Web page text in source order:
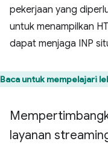
pekerjaan yang
untuk menampilkan
dapat menjaga INP
Baca untuk mempelajari
layanan